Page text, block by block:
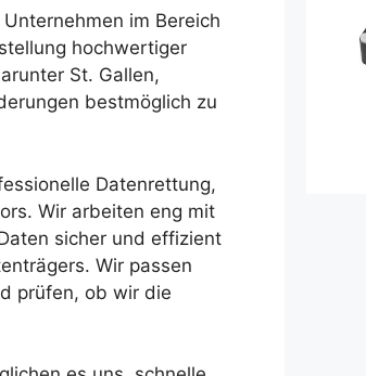
im Bereich
hochwertiger
St. Gallen,
bestmöglich zu
Datenrettung,
Wir arbeiten eng mit
sicher und effizient
Wir passen
prüfen, ob wir die